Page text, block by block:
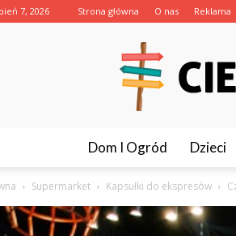
7, 2026 Strona główna O nas Reklama
Dom I Ogród Dzieci
Supermarket Kapsułki do ekspresów